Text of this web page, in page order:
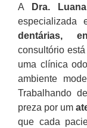
A Dra.
especializada
dentárias,
consultório
uma clínica
ambiente
Trabalhando
preza por um
que cada